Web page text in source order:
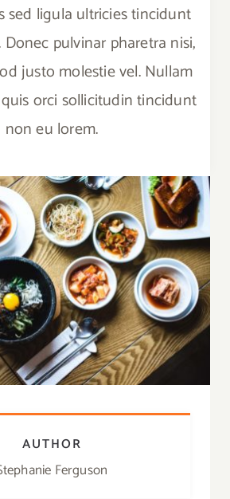
sed ligula ultricies tincidunt
pulvinar pharetra nisi,
justo molestie vel. Nullam
orci sollicitudin tincidunt
non eu lorem.
AUTHOR
Ferguson